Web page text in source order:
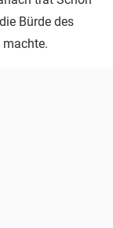
Bürde des